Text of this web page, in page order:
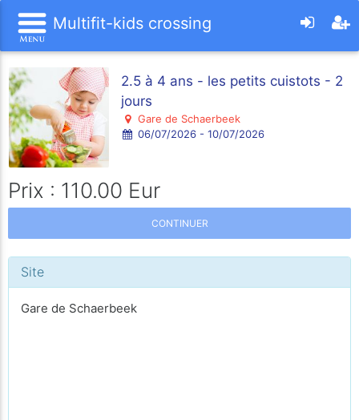
Multifit-kids crossing
2.5 à 4 ans - les petits cuistots - 2
jours
Gare de Schaerbeek
06/07/2026 - 10/07/2026
Prix : 110.00 Eur
CONTINUER
Site
Gare de Schaerbeek